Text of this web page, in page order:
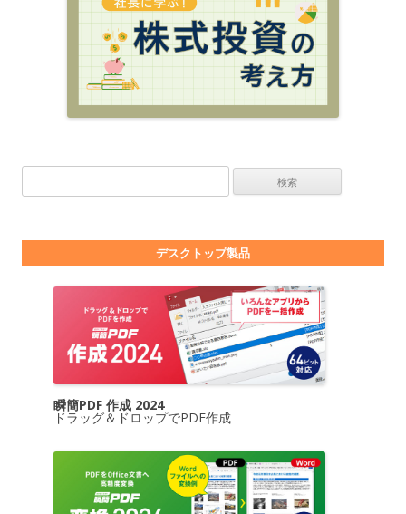
デスクトップ製品
瞬簡PDF 作成 2024
ドラッグ＆ドロップでPDF作成